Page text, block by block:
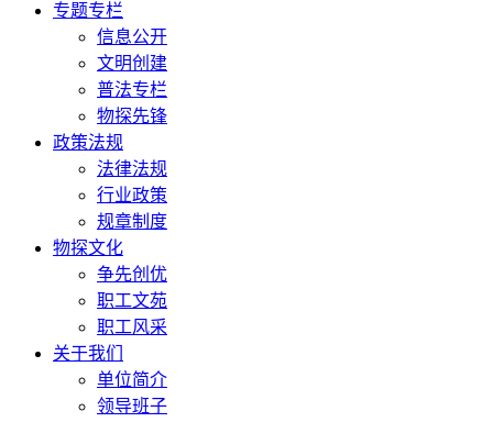
专题专栏
信息公开
文明创建
普法专栏
物探先锋
政策法规
法律法规
行业政策
规章制度
物探文化
争先创优
职工文苑
职工风采
关于我们
单位简介
领导班子